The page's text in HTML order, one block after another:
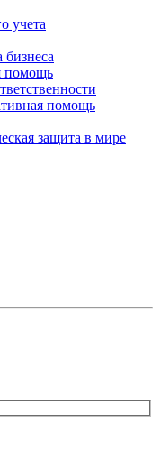
учета
бизнеса
помощь
помощь
защита в мире